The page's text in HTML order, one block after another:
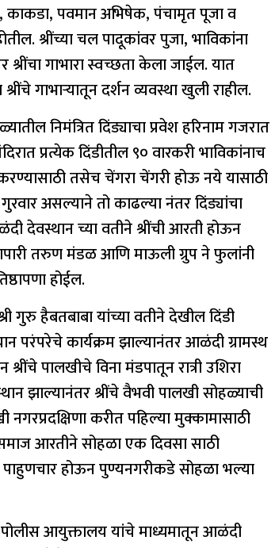
काकडा, पवमान अभिषेक, पंचामृत पूजा व
श्रींच्या चल पादूकांवर पुजा, भाविकांना
श्रींचा गाभारा स्वच्छता केला जाईल. यात
गाभाऱ्यातून दर्शन व्यवस्था खुली राहील.
निमंत्रित दिंड्याचा प्रवेश हरिनाम गजरात
प्रत्येक दिंडीतील ९० वारकरी भाविकांनाच
करण्यासाठी तसेच चेंगरा चेंगरी होऊ नये यासाठी
असल्याने तो काढल्या नंतर दिंड्यांचा
देवस्थान च्या वतीने श्रींची आरती होऊन
तरुण मंडळ आणि माऊली ग्रुप ने फुलांनी
होईल.
गुरु हैबतबाबा यांच्या वतीने देखील दिंडी
परंपरेचे कार्यक्रम झाल्यानंतर आळंदी ग्रामस्थ
पालखीचे विना मंडपातून रात्री उशिरा
झाल्यानंतर श्रींचे वैभवी पालखी सोहळ्याची
नगरप्रदक्षिणा करीत पहिल्या मुक्कामासाठी
आरतीने सोहळा एक दिवसा साठी
पाहुणचार होऊन पुण्यनगरीकडे सोहळा भल्या
आयुक्तालय यांचे माध्यमातून आळंदी